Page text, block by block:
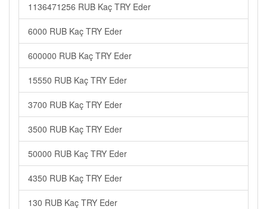
1136471256 RUB Kaç TRY Eder
6000 RUB Kaç TRY Eder
600000 RUB Kaç TRY Eder
15550 RUB Kaç TRY Eder
3700 RUB Kaç TRY Eder
3500 RUB Kaç TRY Eder
50000 RUB Kaç TRY Eder
4350 RUB Kaç TRY Eder
130 RUB Kaç TRY Eder